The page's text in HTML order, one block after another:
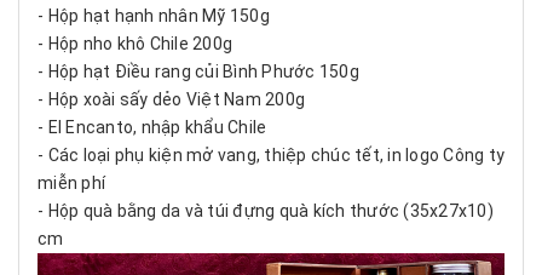
- Hộp hạt hạnh nhân Mỹ 150g
- Hộp nho khô Chile 200g
- Hộp hạt Điều rang củi Bình Phước 150g
- Hộp xoài sấy dẻo Việt Nam 200g
- El Encanto, nhập khẩu Chile
- Các loại phụ kiện mở vang, thiệp chúc tết, in logo Công ty
miễn phí
- Hộp quà bằng da và túi đựng quà kích thước (35x27x10)
cm